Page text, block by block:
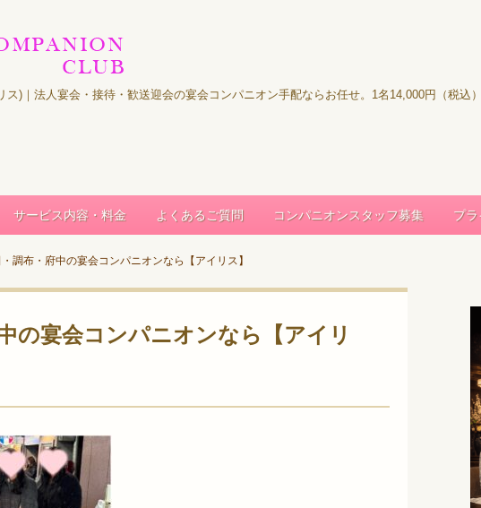
)｜法人宴会・接待・歓送迎会の宴会コンパニオン手配ならお任せ。1名14,000円（税込
サービス内容・料金 よくあるご質問 コンパニオンスタッフ募集 プ
調布・府中の宴会コンパニオンなら【アイリス】
の宴会コンパニオンなら【アイリ